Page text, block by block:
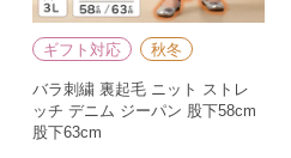
ギフト対応 秋冬
バラ刺繍 裏起毛 ニット ストレ
ッチ デニム ジーパン 股下58cm
股下63cm